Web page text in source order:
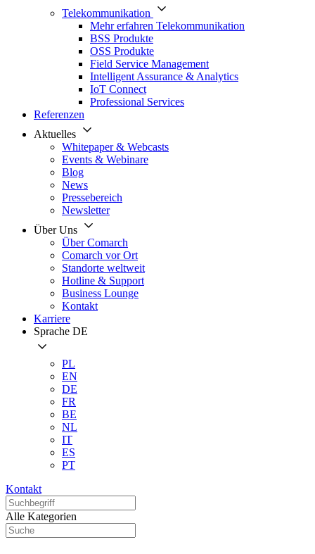
Telekommunikation
Mehr erfahren Telekommunikation
BSS Produkte
OSS Produkte
Field Service Management
Intelligent Assurance & Analytics
IoT Connect
Professional Services
Referenzen
Aktuelles
Whitepaper & Webcasts
Events & Webinare
Blog
News
Pressebereich
Newsletter
Über Uns
Über Comarch
Comarch vor Ort
Standorte weltweit
Hotline & Support
Business Lounge
Kontakt
Karriere
Sprache DE
PL
EN
DE
FR
BE
NL
IT
ES
PT
Kontakt
Alle Kategorien